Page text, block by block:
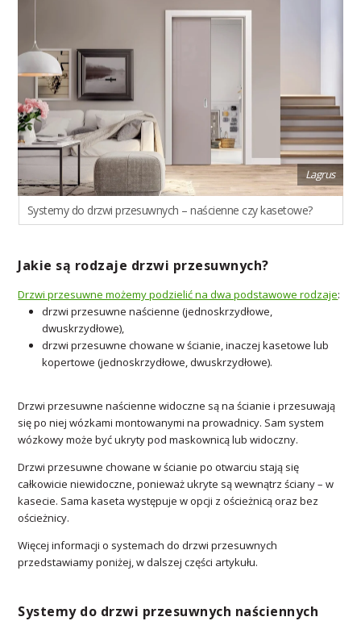
Lagrus
Systemy do drzwi przesuwnych – naścienne czy kasetowe?
Jakie są rodzaje drzwi przesuwnych?
Drzwi przesuwne możemy podzielić na dwa podstawowe rodzaje:
drzwi przesuwne naścienne (jednoskrzydłowe,
dwuskrzydłowe),
drzwi przesuwne chowane w ścianie, inaczej kasetowe lub
kopertowe (jednoskrzydłowe, dwuskrzydłowe).
Drzwi przesuwne naścienne widoczne są na ścianie i przesuwają
się po niej wózkami montowanymi na prowadnicy. Sam system
wózkowy może być ukryty pod maskownicą lub widoczny.
Drzwi przesuwne chowane w ścianie po otwarciu stają się
całkowicie niewidoczne, ponieważ ukryte są wewnątrz ściany – w
kasecie. Sama kaseta występuje w opcji z ościeżnicą oraz bez
ościeżnicy.
Więcej informacji o systemach do drzwi przesuwnych
przedstawiamy poniżej, w dalszej części artykułu.
Systemy do drzwi przesuwnych naściennych